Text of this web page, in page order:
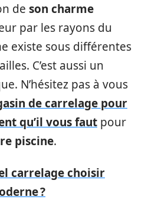
de son charme
par les rayons du
existe sous différentes
C’est aussi un
N’hésitez pas à vous
de carrelage pour
qu’il vous faut pour
piscine.
carrelage choisir
?